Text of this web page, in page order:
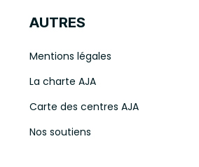
AUTRES
Mentions légales
La charte AJA
Carte des centres AJA
Nos soutiens